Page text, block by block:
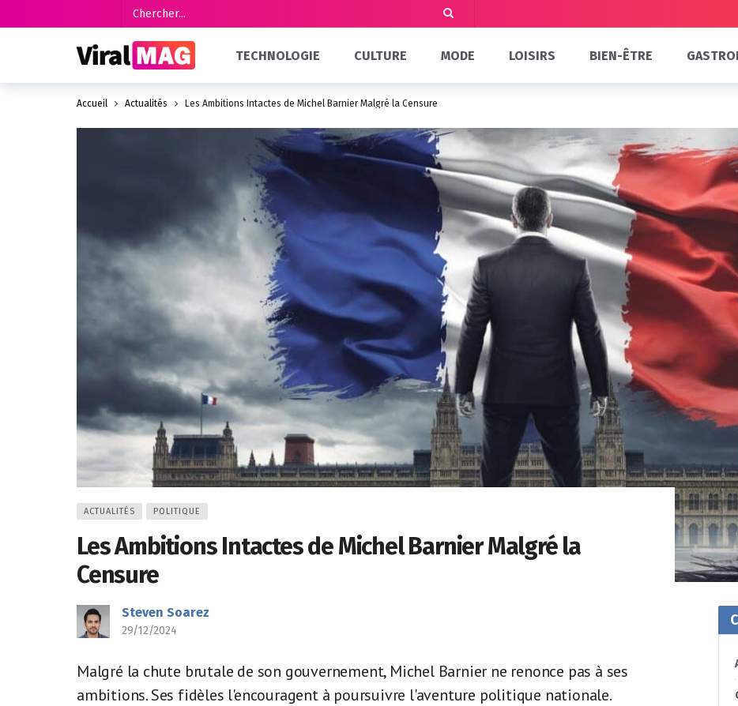
TECHNOLOGIE CULTURE MODE LOISIRS BIEN-ÊTRE
Accueil Actualités Les Ambitions Intactes de Michel Barnier Malgré la Censure
ACTUALITÉS POLITIQUE
Les Ambitions Intactes de Michel Barnier Malgré la
Censure
Steven Soarez
29/12/2024
Malgré la chute brutale de son gouvernement, Michel Barnier ne renonce pas à ses
ambitions. Ses fidèles l'encouragent à poursuivre l'aventure politique nationale.